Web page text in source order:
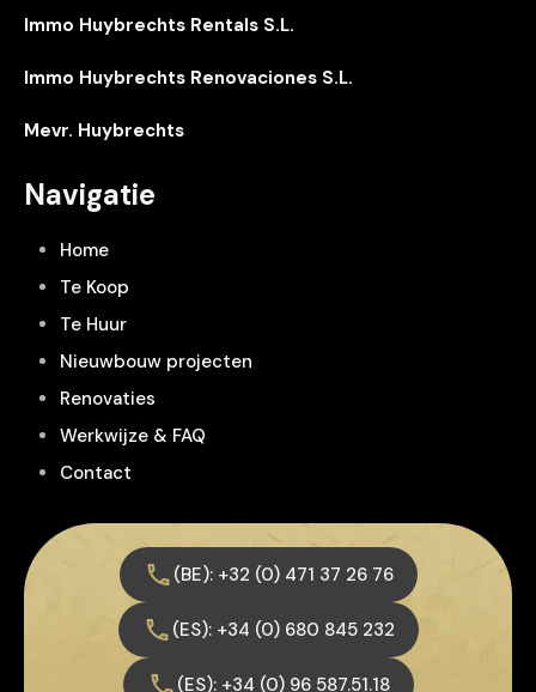
Immo Huybrechts Rentals S.L.
Immo Huybrechts Renovaciones S.L.
Mevr. Huybrechts
Navigatie
Home
Te Koop
Te Huur
Nieuwbouw projecten
Renovaties
Werkwijze & FAQ
Contact
(BE): +32 (0) 471 37 26 76
(ES): +34 (0) 680 845 232
(ES): +34 (0) 96 587.51.18